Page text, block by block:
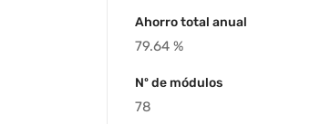
Ahorro total anual
79.64 %
Nº de módulos
78